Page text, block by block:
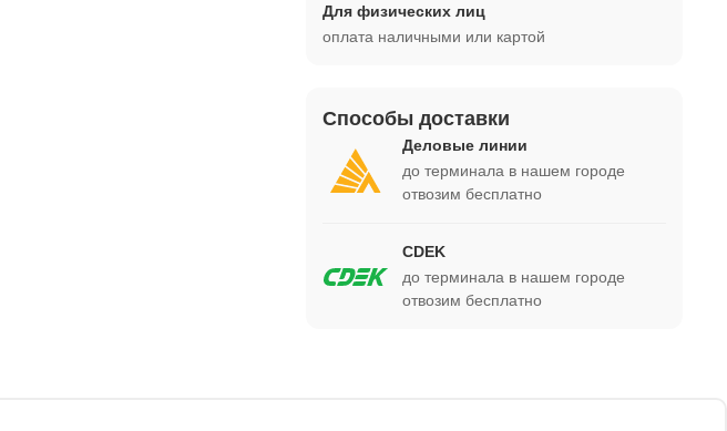
Для физических лиц
оплата наличными или картой
Способы доставки
Деловые линии
до терминала в нашем городе
отвозим бесплатно
CDEK
до терминала в нашем городе
отвозим бесплатно